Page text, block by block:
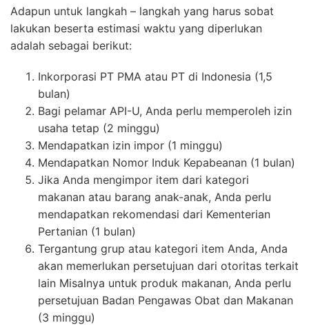
Adapun untuk langkah – langkah yang harus sobat
lakukan beserta estimasi waktu yang diperlukan
adalah sebagai berikut:
Inkorporasi PT PMA atau PT di Indonesia (1,5
bulan)
Bagi pelamar API-U, Anda perlu memperoleh izin
usaha tetap (2 minggu)
Mendapatkan izin impor (1 minggu)
Mendapatkan Nomor Induk Kepabeanan (1 bulan)
Jika Anda mengimpor item dari kategori
makanan atau barang anak-anak, Anda perlu
mendapatkan rekomendasi dari Kementerian
Pertanian (1 bulan)
Tergantung grup atau kategori item Anda, Anda
akan memerlukan persetujuan dari otoritas terkait
lain Misalnya untuk produk makanan, Anda perlu
persetujuan Badan Pengawas Obat dan Makanan
(3 minggu)